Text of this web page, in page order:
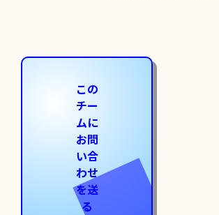
この
チー
ムに
お問
い合
わせ
を送
る